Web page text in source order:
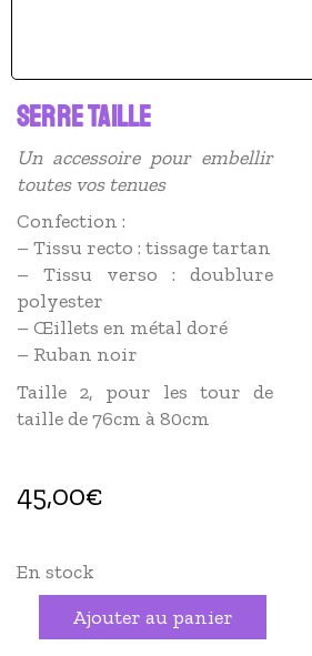
SERRE TAILLE
Un accessoire pour embellir
toutes vos tenues
Confection :
– Tissu recto : tissage tartan
– Tissu verso : doublure
polyester
– Œillets en métal doré
– Ruban noir
Taille 2, pour les tour de
taille de 76cm à 80cm
45,00€
En stock
Ajouter au panier